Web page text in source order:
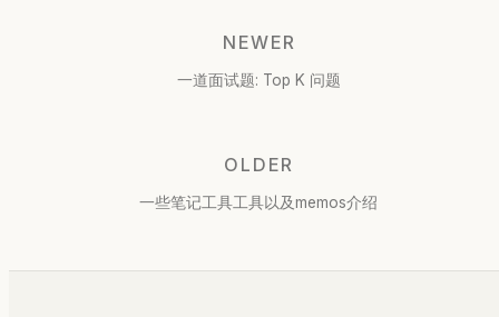
NEWER
一道面试题: Top K 问题
OLDER
一些笔记工具工具以及memos介绍